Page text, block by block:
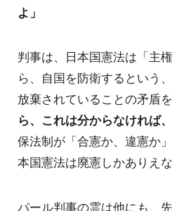
よ」
判事は、日本国憲法は「主
ら、自国を防衛するという
放棄されていることの矛盾
ら、これは分からなければ
保法制が「合憲か、違憲か
本国憲法は廃憲しかありえ
パール判事の霊は他にも、